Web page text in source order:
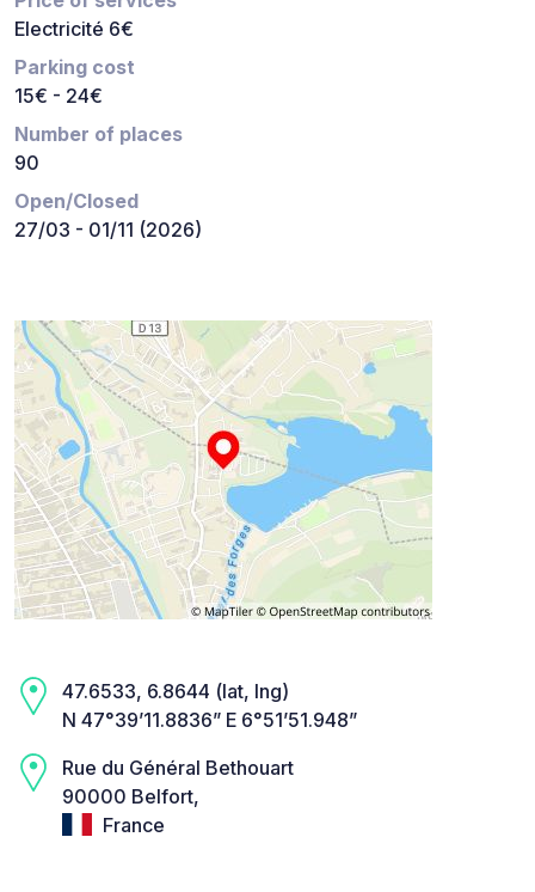
Electricité 6€
Parking cost
15€ - 24€
Number of places
90
Open/Closed
27/03 - 01/11 (2026)
47.6533, 6.8644 (lat, lng)
N 47°39’11.8836” E 6°51’51.948”
Rue du Général Bethouart
90000 Belfort,
France